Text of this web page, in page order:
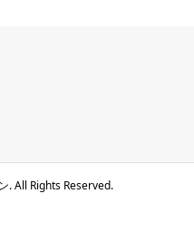
. All Rights Reserved.